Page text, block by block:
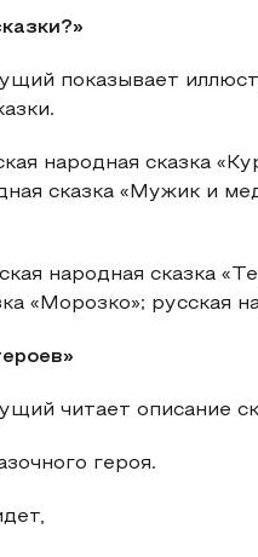
показывает
народная сказка
сказка «Мужик и
народная сказка
«Морозко»; русская
читает описание
героя.